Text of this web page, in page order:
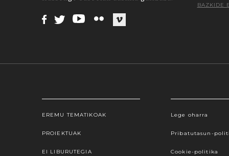
BAZKIDE
EREMU TEMATIKOAK
PROIEKTUAK
EI LIBURUTEGIA
Lege oharra
Pribatutasun-
Cookie-politika
Webgune honek cookieak erabiltzen ditu,
hauta dezakezu. Cookie batzuk blokeatu nahi